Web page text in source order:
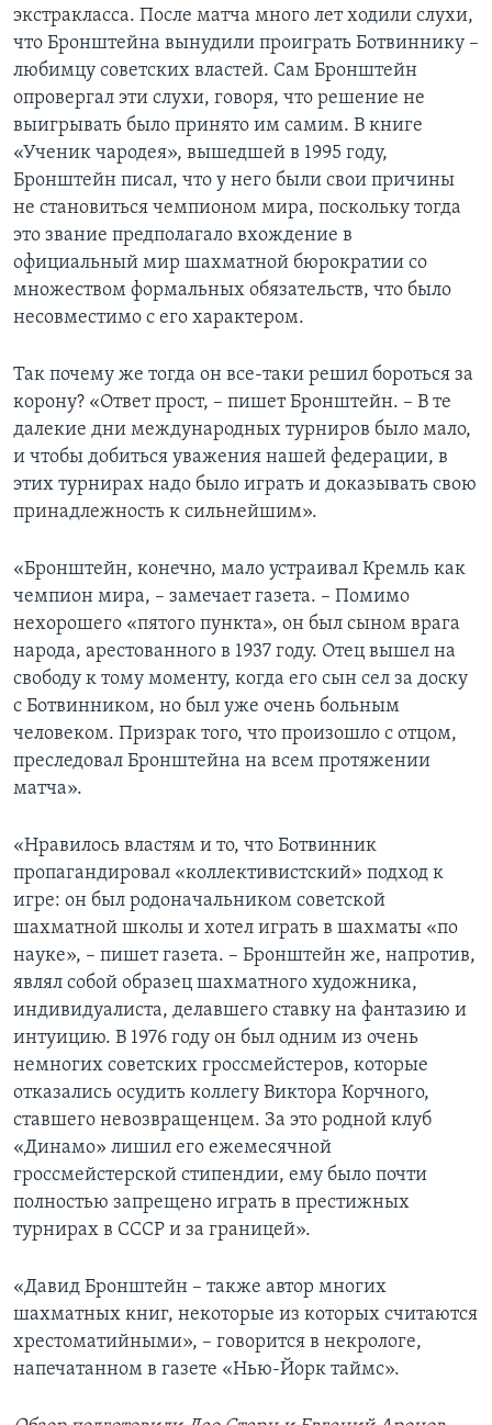
экстракласса. После матча много лет ходили слухи,
что Бронштейна вынудили проиграть Ботвиннику –
любимцу советских властей. Сам Бронштейн
опровергал эти слухи, говоря, что решение не
выигрывать было принято им самим. В книге
«Ученик чародея», вышедшей в 1995 году,
Бронштейн писал, что у него были свои причины
не становиться чемпионом мира, поскольку тогда
это звание предполагало вхождение в
официальный мир шахматной бюрократии со
множеством формальных обязательств, что было
несовместимо с его характером.
Так почему же тогда он все-таки решил бороться за
корону? «Ответ прост, – пишет Бронштейн. – В те
далекие дни международных турниров было мало,
и чтобы добиться уважения нашей федерации, в
этих турнирах надо было играть и доказывать свою
принадлежность к сильнейшим».
«Бронштейн, конечно, мало устраивал Кремль как
чемпион мира, – замечает газета. – Помимо
нехорошего «пятого пункта», он был сыном врага
народа, арестованного в 1937 году. Отец вышел на
свободу к тому моменту, когда его сын сел за доску
с Ботвинником, но был уже очень больным
человеком. Призрак того, что произошло с отцом,
преследовал Бронштейна на всем протяжении
матча».
«Нравилось властям и то, что Ботвинник
пропагандировал «коллективистский» подход к
игре: он был родоначальником советской
шахматной школы и хотел играть в шахматы «по
науке», – пишет газета. – Бронштейн же, напротив,
являл собой образец шахматного художника,
индивидуалиста, делавшего ставку на фантазию и
интуицию. В 1976 году он был одним из очень
немногих советских гроссмейстеров, которые
отказались осудить коллегу Виктора Корчного,
ставшего невозвращенцем. За это родной клуб
«Динамо» лишил его ежемесячной
гроссмейстерской стипендии, ему было почти
полностью запрещено играть в престижных
турнирах в СССР и за границей».
«Давид Бронштейн – также автор многих
шахматных книг, некоторые из которых считаются
хрестоматийными», – говорится в некрологе,
напечатанном в газете «Нью-Йорк таймс».